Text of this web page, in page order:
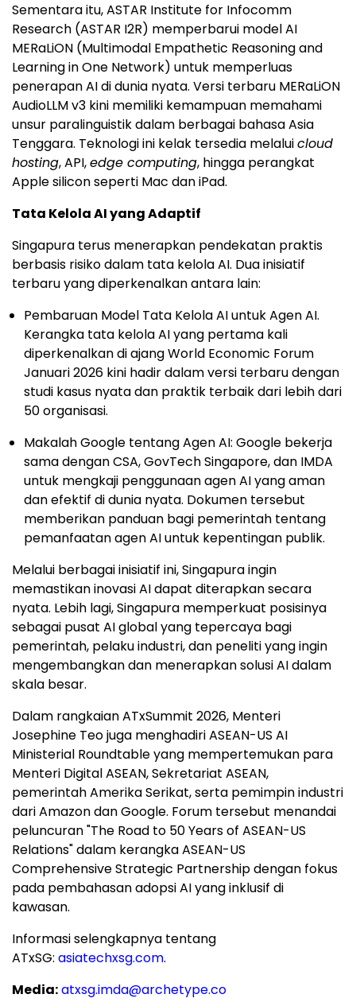
Sementara itu, ASTAR Institute for Infocomm
Research (ASTAR I2R) memperbarui model AI
MERaLiON (Multimodal Empathetic Reasoning and
Learning in One Network) untuk memperluas
penerapan AI di dunia nyata. Versi terbaru MERaLiON
AudioLLM v3 kini memiliki kemampuan memahami
unsur paralinguistik dalam berbagai bahasa Asia
Tenggara. Teknologi ini kelak tersedia melaluicloud
hosting, API,edge computing, hingga perangkat
Apple silicon seperti Mac dan iPad.
Tata Kelola AI yang Adaptif
Singapura terus menerapkan pendekatan praktis
berbasis risiko dalam tata kelola AI. Dua inisiatif
terbaru yang diperkenalkan antara lain:
Pembaruan Model Tata Kelola AI untuk Agen AI.
Kerangka tata kelola AI yang pertama kali
diperkenalkan di ajang World Economic Forum
Januari 2026 kini hadir dalam versi terbaru dengan
studi kasus nyata dan praktik terbaik dari lebih dari
50 organisasi.
Makalah Google tentang Agen AI: Google bekerja
sama dengan CSA, GovTech Singapore, dan IMDA
untuk mengkaji penggunaan agen AI yang aman
dan efektif di dunia nyata. Dokumen tersebut
memberikan panduan bagi pemerintah tentang
pemanfaatan agen AI untuk kepentingan publik.
Melalui berbagai inisiatif ini, Singapura ingin
memastikan inovasi AI dapat diterapkan secara
nyata. Lebih lagi, Singapura memperkuat posisinya
sebagai pusat AI global yang tepercaya bagi
pemerintah, pelaku industri, dan peneliti yang ingin
mengembangkan dan menerapkan solusi AI dalam
skala besar.
Dalam rangkaian ATxSummit 2026, Menteri
Josephine Teo juga menghadiri ASEAN-US AI
Ministerial Roundtable yang mempertemukan para
Menteri Digital ASEAN, Sekretariat ASEAN,
pemerintah Amerika Serikat, serta pemimpin industri
dari Amazon dan Google. Forum tersebut menandai
peluncuran "The Road to 50 Years of ASEAN-US
Relations" dalam kerangka ASEAN-US
Comprehensive Strategic Partnership dengan fokus
pada pembahasan adopsi AI yang inklusif di
kawasan.
Informasi selengkapnya tentang
ATxSG: asiatechxsg.com.
Media:atxsg.imda@archetype.co